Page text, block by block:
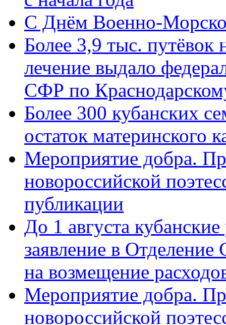
C Днём Военно-
Более 3,9 тыс. путёвок
лечение выдало
СФР по
Более 300 кубанских
остаток материнского
Мероприятие добра.
новороссийской
публикации
До 1 августа
заявление в
на возмещение
Мероприятие добра.
новороссийской